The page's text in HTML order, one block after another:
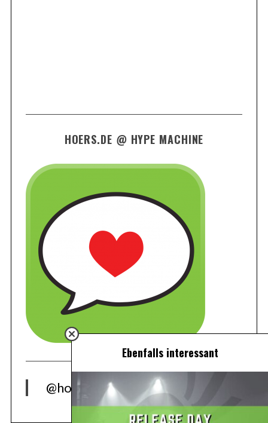
HOERS.DE @ HYPE MACHINE
@hoers.de
Ebenfalls interessant